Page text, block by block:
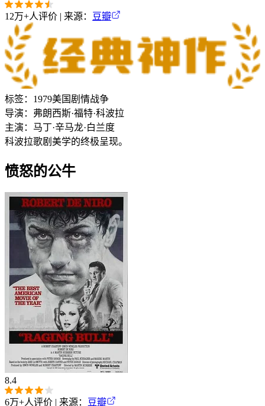
12万+人评价 | 来源： 豆瓣
标签： 1979美国 剧情战争
导演： 弗朗西斯·福特·科波拉
主演： 马丁·辛马龙·白兰度
科波拉歌剧美学的终极呈现。
愤怒的公牛
8.4
6万+人评价 | 来源： 豆瓣